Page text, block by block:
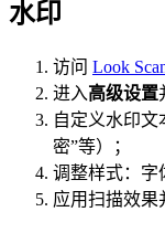
水印
访问 Look
进入高级设置
自定义水印文
密”等）；
调整样式：字
应用扫描效果